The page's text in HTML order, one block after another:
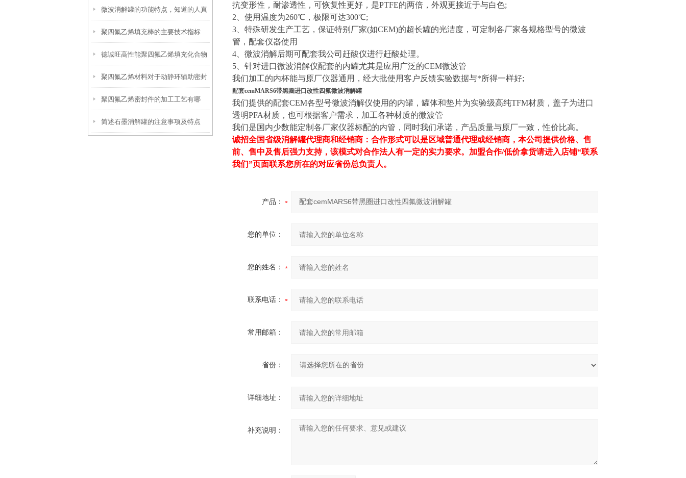
仪
微波消解罐的功能特点，知道的人真
的很少！
聚四氟乙烯填充棒的主要技术指标
德诚旺高性能聚四氟乙烯填充化合物
聚四氟乙烯材料对于动静环辅助密封
圈的应用
聚四氟乙烯密封件的加工工艺有哪
些？
简述石墨消解罐的注意事项及特点
抗变形性，耐渗透性，可恢复性更好，是PTFE的两倍，外观更接近于与白色;
2、使用温度为260℃，极限可达300℃;
3、特殊研发生产工艺，保证特别厂家(如CEM)的超长罐的光洁度，可定制各厂家各规格型号的微波
管，配套仪器使用
4、微波消解后期可配套我公司赶酸仪进行赶酸处理。
5、针对进口微波消解仪配套的内罐尤其是应用广泛的CEM微波管
我们加工的内杯能与原厂仪器通用，经大批使用客户反馈实验数据与*所得一样好;
配套cemMARS6带黑圈进口改性四氟微波消解罐
我们提供的配套CEM各型号微波消解仪使用的内罐，罐体和垫片为实验级高纯TFM材质，盖子为进口
透明PFA材质，也可根据客户需求，加工各种材质的微波管
我们是国内少数能定制各厂家仪器标配的内管，同时我们承诺，产品质量与原厂一致，性价比高。
诚招全国省级消解罐代理商和经销商：合作形式可以是区域普通代理或经销商，本公司提供价格、售
前、售中及售后强力支持，该模式对合作法人有一定的实力要求。加盟合作/低价拿货请进入店铺“联系
我们”页面联系您所在的对应省份总负责人。
产品：
您的单位：
您的姓名：
联系电话：
常用邮箱：
省份：
详细地址：
补充说明：